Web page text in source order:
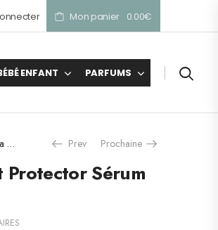
Mon panier 0.00€
ENFANT PARFUMS
IC Fantasia Hair Polisher Heat Protector Sérum protecteur de chaleur 178ml Prev Prochaine
Protector Sérum